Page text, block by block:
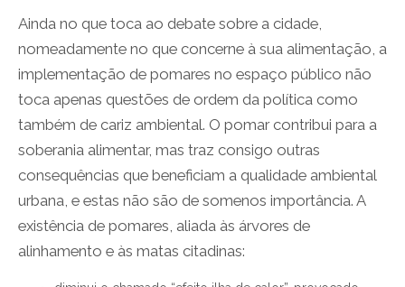
Ainda no que toca ao debate sobre a cidade,
nomeadamente no que concerne à sua alimentação, a
implementação de pomares no espaço público não
toca apenas questões de ordem da política como
também de cariz ambiental. O pomar contribui para a
soberania alimentar, mas traz consigo outras
consequências que beneficiam a qualidade ambiental
urbana, e estas não são de somenos importância. A
existência de pomares, aliada às árvores de
alinhamento e às matas citadinas: